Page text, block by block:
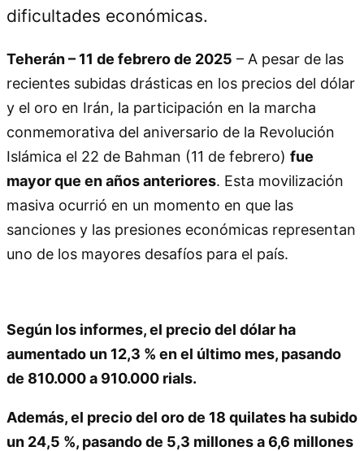
dificultades económicas.
Teherán – 11 de febrero de 2025 – A pesar de las
recientes subidas drásticas en los precios del dólar
y el oro en Irán, la participación en la marcha
conmemorativa del aniversario de la Revolución
Islámica el 22 de Bahman (11 de febrero) fue
mayor que en años anteriores. Esta movilización
masiva ocurrió en un momento en que las
sanciones y las presiones económicas representan
uno de los mayores desafíos para el país.
Según los informes, el precio del dólar ha
aumentado un 12,3 % en el último mes, pasando
de 810.000 a 910.000 rials.
Además, el precio del oro de 18 quilates ha subido
un 24,5 %, pasando de 5,3 millones a 6,6 millones